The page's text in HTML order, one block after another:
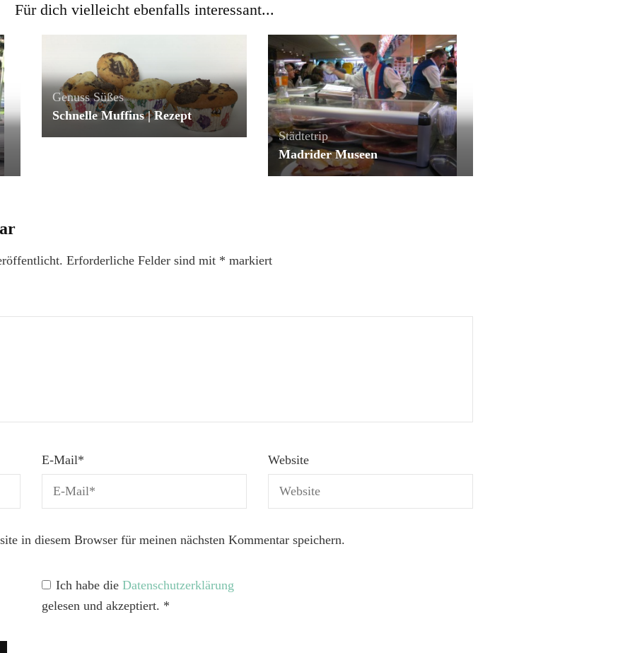
Für dich vielleicht ebenfalls interessant...
Genuss Süßes
Schnelle Muffins | Rezept
Städtetrip
Madrider Museen
Erforderliche Felder sind mit * markiert
E-Mail* Website
in diesem Browser für meinen nächsten Kommentar speichern.
Ich habe die Datenschutzerklärung
gelesen und akzeptiert. *